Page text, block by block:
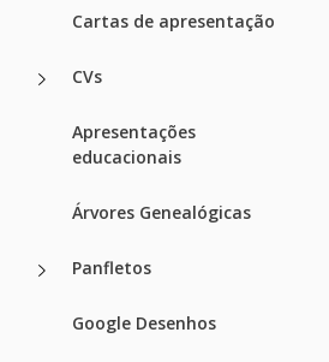
Cartas de apresentação
CVs
Apresentações
educacionais
Árvores Genealógicas
Panfletos
Google Desenhos